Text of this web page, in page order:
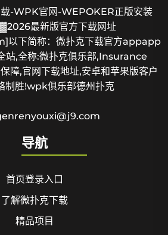
-WPK官网-WEPOKER正版安装
最新版官方下载网址
下简称：微扑克下载官方appapp
站,全称:微扑克俱乐部,Insurance
障,官网下载地址,安卓和苹果版客户
制胜!wpk俱乐部德州扑克
导航
首页登录入口
了解微扑克下载
精品项目